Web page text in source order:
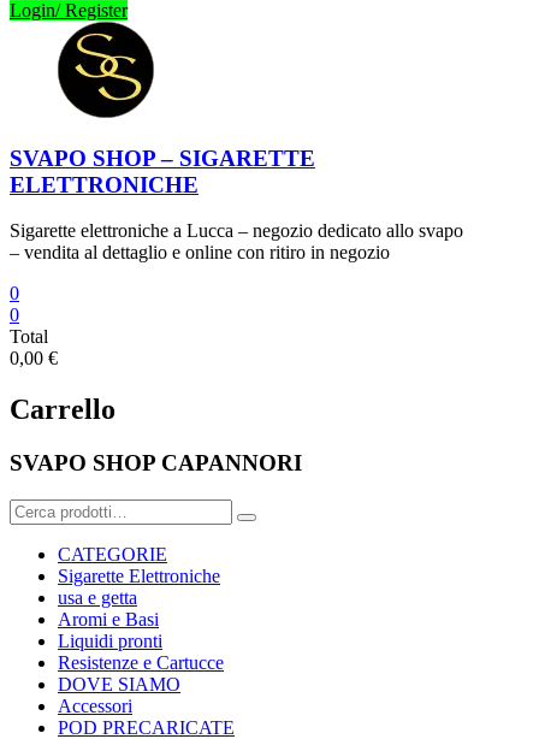
Login/ Register
SVAPO SHOP – SIGARETTE
ELETTRONICHE
Sigarette elettroniche a Lucca – negozio dedicato allo svapo
– vendita al dettaglio e online con ritiro in negozio
0
0
Total
0,00 €
Carrello
SVAPO SHOP CAPANNORI
Cerca:
CATEGORIE
Sigarette Elettroniche
usa e getta
Aromi e Basi
Liquidi pronti
Resistenze e Cartucce
DOVE SIAMO
Accessori
POD PRECARICATE